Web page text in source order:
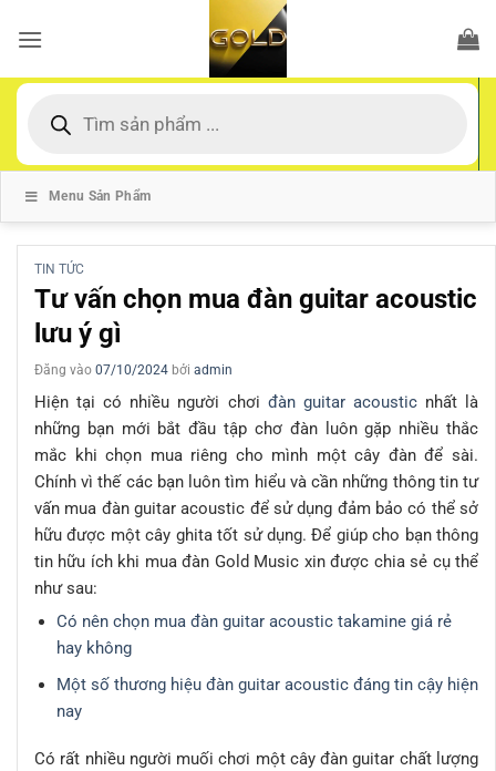
qua
dung
kiếm
Menu Sản Phẩm
TIN TỨC
Tư vấn chọn mua đàn guitar acoustic
lưu ý gì
Đăng vào 07/10/2024 bởi admin
Hiện tại có nhiều người chơi đàn guitar acousticnhất là
những bạn mới bắt đầu tập chơ đàn luôn gặp nhiều thắc
mắc khi chọn mua riêng cho mình một cây đàn để sài.
Chính vì thế các bạn luôn tìm hiểu và cần những thông tin tư
vấn mua đàn guitar acoustic để sử dụng đảm bảo có thể sở
hữu được một cây ghita tốt sử dụng. Để giúp cho bạn thông
tin hữu ích khi mua đàn Gold Music xin được chia sẻ cụ thể
như sau:
Có nên chọn mua đàn guitar acoustic takamine giá rẻ
hay không
Một số thương hiệu đàn guitar acoustic đáng tin cậy hiện
nay
Có rất nhiều người muối chơi một cây đàn guitar chất lượng